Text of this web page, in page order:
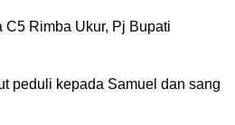
Rimba Ukur, Pj Bupati
peduli kepada Samuel dan sang